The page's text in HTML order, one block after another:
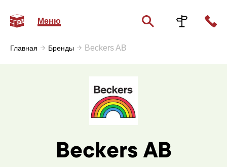
Меню
Главная Бренды Beckers AB
Beckers AB